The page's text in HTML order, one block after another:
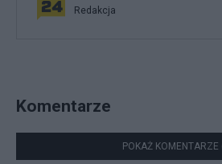
Redakcja
Komentarze
POKAŻ KOMENTARZE